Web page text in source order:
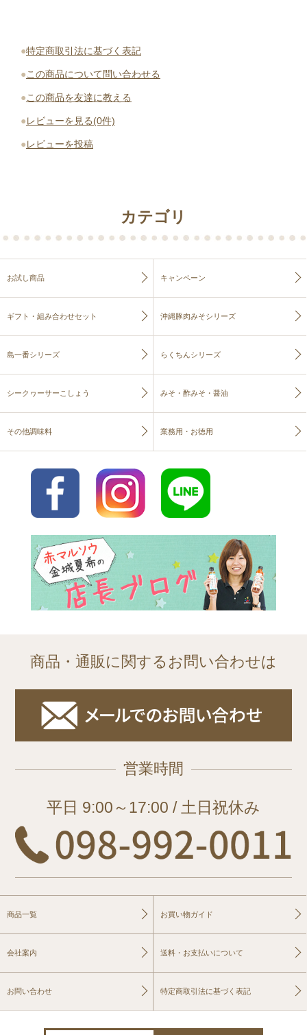
●特定商取引法に基づく表記
●この商品について問い合わせる
●この商品を友達に教える
●レビューを見る(0件)
●レビューを投稿
カテゴリ
お試し商品 キャンペーン
ギフト・組み合わせセット 沖縄豚肉みそシリーズ
島一番シリーズ らくちんシリーズ
シークヮーサーこしょう みそ・酢みそ・醤油
その他調味料 業務用・お徳用
商品・通販に関するお問い合わせは
営業時間
平日 9:00～17:00 / 土日祝休み
商品一覧 お買い物ガイド
会社案内 送料・お支払いについて
お問い合わせ 特定商取引法に基づく表記